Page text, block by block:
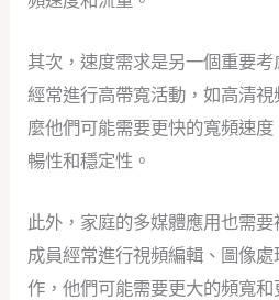
其次，速度需求是另一個重要
經常進行高帶寬活動，如高清
麼他們可能需要更快的寬頻速
暢性和穩定性。
此外，家庭的多媒體應用也需
成員經常進行視頻編輯、圖像
作，他們可能需要更大的頻寬